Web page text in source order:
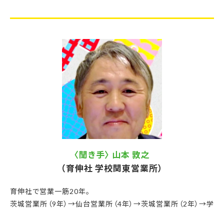
〈聞き手〉 山本 敦之
（育伸社 学校関東営業所）
育伸社で営業一筋20年。
茨城営業所（9年）→仙台営業所（4年）→茨城営業所（2年）→学